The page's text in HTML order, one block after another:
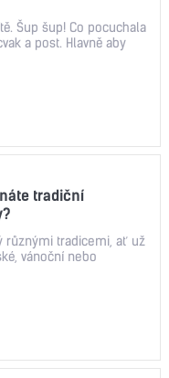
Šup šup! Co pocuchala
a post. Hlavně aby
tradiční
různými tradicemi, ať už
vánoční nebo